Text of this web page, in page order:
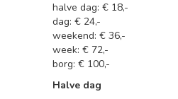
halve dag: € 18,-
dag: € 24,-
weekend: € 36,-
week: € 72,-
borg: € 100,-
Halve dag